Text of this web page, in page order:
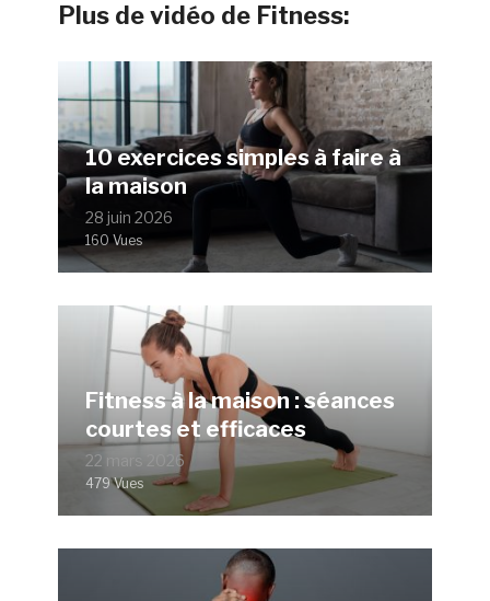
Plus de vidéo de Fitness:
10 exercices simples à faire à
la maison
28 juin 2026
160 Vues
Fitness à la maison : séances
courtes et efficaces
22 mars 2026
479 Vues